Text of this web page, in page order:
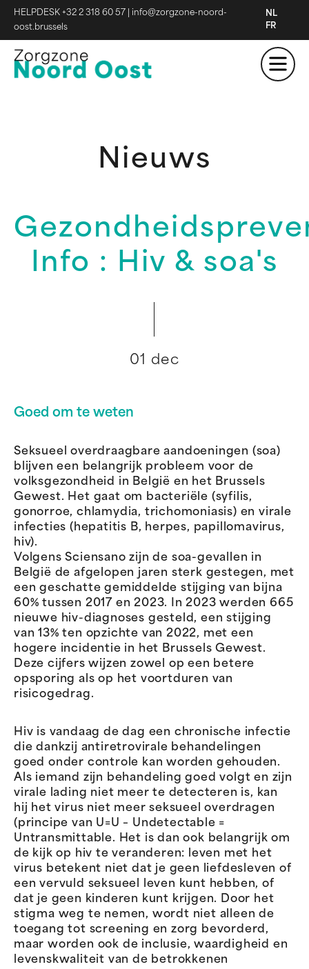
HELPDESK +32 2 318 60 57
info@zorgzone-noord-
oost.brussels
NL
FR
Nieuws
Info : Hiv & soa's
01 dec
Goed om te weten
Seksueel overdraagbare aandoeningen (soa)
blijven een belangrijk probleem voor de
volksgezondheid in België en het Brussels
Gewest. Het gaat om bacteriële (syfilis,
gonorroe, chlamydia, trichomoniasis) en virale
infecties (hepatitis B, herpes, papillomavirus,
hiv).
Volgens Sciensano zijn de soa-gevallen in
België de afgelopen jaren sterk gestegen, met
een geschatte gemiddelde stijging van bijna
60% tussen 2017 en 2023. In 2023 werden 665
nieuwe hiv-diagnoses gesteld, een stijging
van 13% ten opzichte van 2022, met een
hogere incidentie in het Brussels Gewest.
Deze cijfers wijzen zowel op een betere
opsporing als op het voortduren van
risicogedrag.
Hiv is vandaag de dag een chronische infectie
die dankzij antiretrovirale behandelingen
goed onder controle kan worden gehouden.
Als iemand zijn behandeling goed volgt en zijn
virale lading niet meer te detecteren is, kan
hij het virus niet meer seksueel overdragen
(principe van U=U – Undetectable =
Untransmittable. Het is dan ook belangrijk om
de kijk op hiv te veranderen: leven met het
virus betekent niet dat je geen liefdesleven of
een vervuld seksueel leven kunt hebben, of
dat je geen kinderen kunt krijgen. Door het
stigma weg te nemen, wordt niet alleen de
toegang tot screening en zorg bevorderd,
maar worden ook de inclusie, waardigheid en
levenskwaliteit van de betrokkenen